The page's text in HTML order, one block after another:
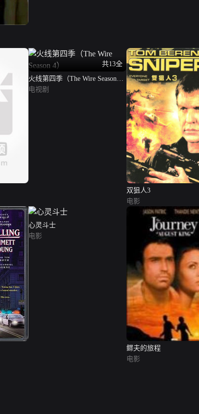
共13全
火线第四季（The Wire Season
4）
电视剧
双狙人3
电影
心灵斗士
电影
鳏夫的旅程
电影